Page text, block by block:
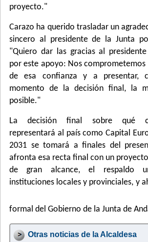
proyecto."
Carazo ha querido trasladar un
sincero al presidente de la Junta
"Quiero dar las gracias al
por este apoyo: Nos
de esa confianza y a presentar,
momento de la decisión final, la
posible."
La decisión final sobre qué
representará al país como Capital
2031 se tomará a finales del
afronta esa recta final con un
de gran alcance, el respaldo
instituciones locales y provinciales, y
formal del Gobierno de la Junta de
Otras noticias de la Alcaldesa